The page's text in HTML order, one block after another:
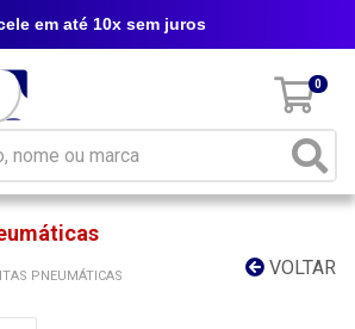
0
em até 10x sem juros
VOLTAR
PNEUMÁTICAS